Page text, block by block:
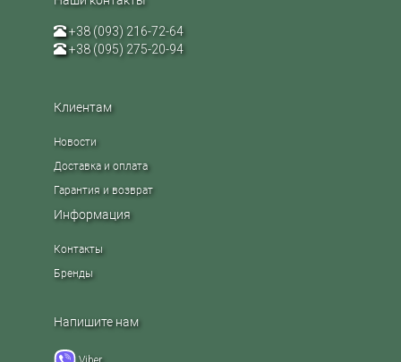
+38 (093) 216-72-64
+38 (095) 275-20-94
Клиентам
Новости
Доставка и оплата
Гарантия и возврат
Информация
Контакты
Бренды
Напишите нам